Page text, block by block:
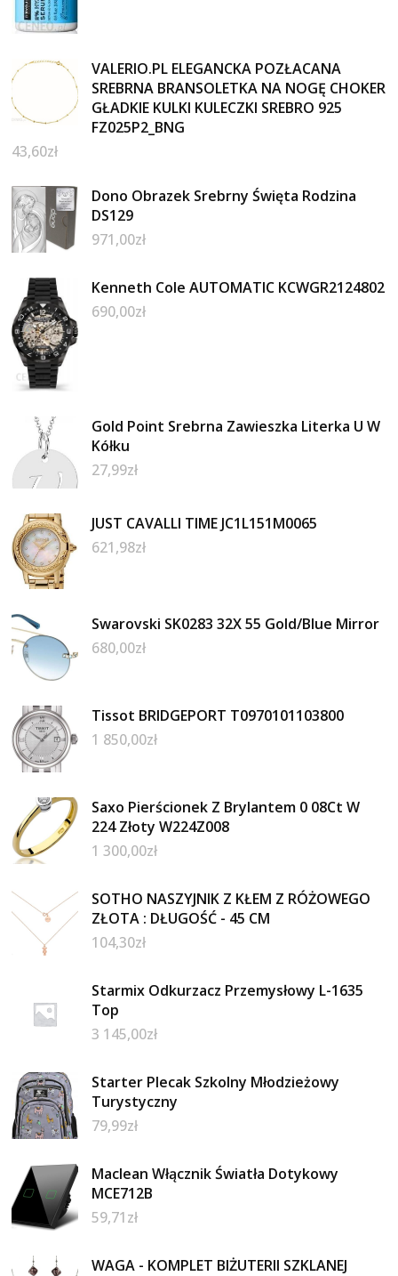
VALERIO.PL ELEGANCKA POZŁACANA
SREBRNA BRANSOLETKA NA NOGĘ CHOKER
GŁADKIE KULKI KULECZKI SREBRO 925
FZ025P2_BNG
43,60zł
Dono Obrazek Srebrny Święta Rodzina
DS129
971,00zł
Kenneth Cole AUTOMATIC KCWGR2124802
690,00zł
Gold Point Srebrna Zawieszka Literka U W
Kółku
27,99zł
JUST CAVALLI TIME JC1L151M0065
621,98zł
Swarovski SK0283 32X 55 Gold/Blue Mirror
680,00zł
Tissot BRIDGEPORT T0970101103800
1 850,00zł
Saxo Pierścionek Z Brylantem 0 08Ct W
224 Złoty W224Z008
1 300,00zł
SOTHO NASZYJNIK Z KŁEM Z RÓŻOWEGO
ZŁOTA : DŁUGOŚĆ - 45 CM
104,30zł
Starmix Odkurzacz Przemysłowy L-1635
Top
3 145,00zł
Starter Plecak Szkolny Młodzieżowy
Turystyczny
79,99zł
Maclean Włącznik Światła Dotykowy
MCE712B
59,71zł
WAGA - KOMPLET BIŻUTERII SZKLANEJ